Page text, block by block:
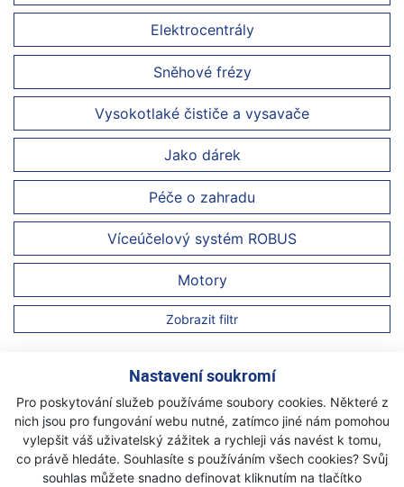
Nastavení soukromí
Pro poskytování služeb používáme soubory cookies. Některé z
nich jsou pro fungování webu nutné, zatímco jiné nám pomohou
vylepšit váš uživatelský zážitek a rychleji vás navést k tomu,
co právě hledáte. Souhlasíte s používáním všech cookies? Svůj
souhlas můžete snadno definovat kliknutím na tlačítko
Elektrocentrály
Sněhové frézy
Vysokotlaké čističe a vysavače
Jako dárek
Péče o zahradu
Víceúčelový systém ROBUS
Motory
Zobrazit filtr
Abecedy Ceny
Kubota GR 2120 traktor
Na objednávku